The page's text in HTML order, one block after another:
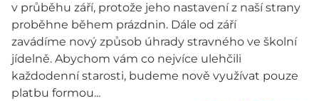
v průběhu září, protože jeho nastavení z naší strany
proběhne během prázdnin. Dále od září
zavádíme nový způsob úhrady stravného ve školní
jídelně. Abychom vám co nejvíce ulehčili
každodenní starosti, budeme nově využívat pouze
platbu formou...